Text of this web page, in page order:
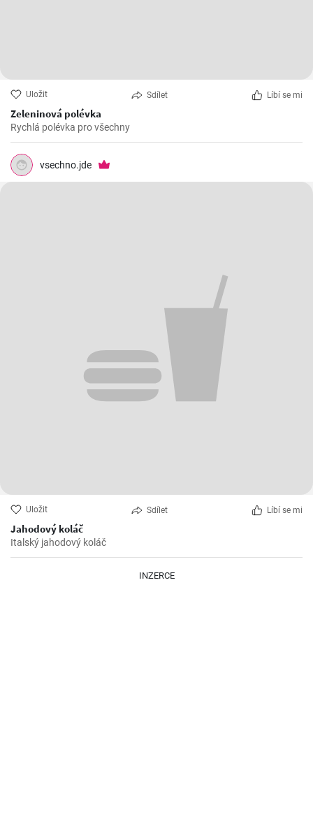
Uložit Sdílet Líbí se mi
Zeleninová polévka
Rychlá polévka pro všechny
vsechno.jde
Uložit Sdílet Líbí se mi
Jahodový koláč
Italský jahodový koláč
INZERCE